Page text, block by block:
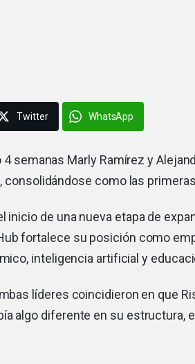
Twitter WhatsApp
4 semanas Marly Ramírez y
consolidándose como las
inicio de una nueva etapa de
fortalece su posición como
inteligencia artificial y
líderes coincidieron en que
algo diferente en su estructura,